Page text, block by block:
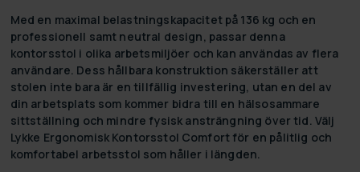
Med en maximal belastningskapacitet på 136 kg och en
professionell samt neutral design, passar denna
kontorsstol i olika arbetsmiljöer och kan användas av flera
användare. Dess hållbara konstruktion säkerställer att
stolen inte bara är en tillfällig investering, utan en del av
din arbetsplats som kommer bidra till en hälsosammare
sittställning och mindre fysisk ansträngning över tid. Välj
Lykke Ergonomisk Kontorsstol Comfort för en pålitlig och
komfortabel arbetsstol som håller i längden.